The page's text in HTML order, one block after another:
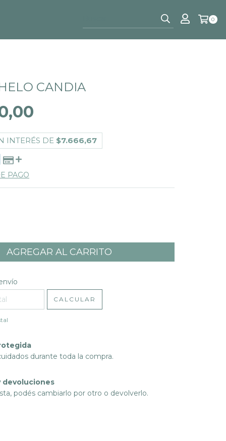
0
CANDIA
INTERÉS DE $7.666,67
PAGO
CP:
CALCULAR
durante toda la compra.
devoluciones
podés cambiarlo por otro o devolverlo.